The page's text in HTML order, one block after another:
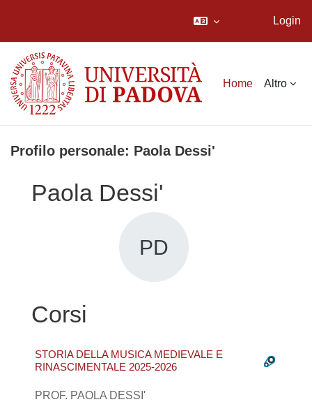
Login
Home Altro
Profilo personale: Paola Dessi'
Paola Dessi'
PD
Corsi
STORIA DELLA MUSICA MEDIEVALE E
RINASCIMENTALE 2025-2026
PROF. PAOLA DESSI'